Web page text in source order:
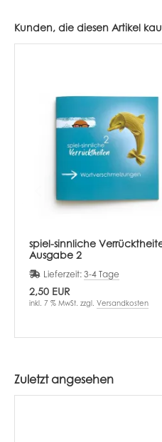
Kunden, die diesen Artikel
spiel-sinnliche
Ausgabe 2
Lieferzeit: 3-4 Tage
2,50 EUR
inkl. 7 % MwSt. zzgl. Versandkosten
Zuletzt angesehen